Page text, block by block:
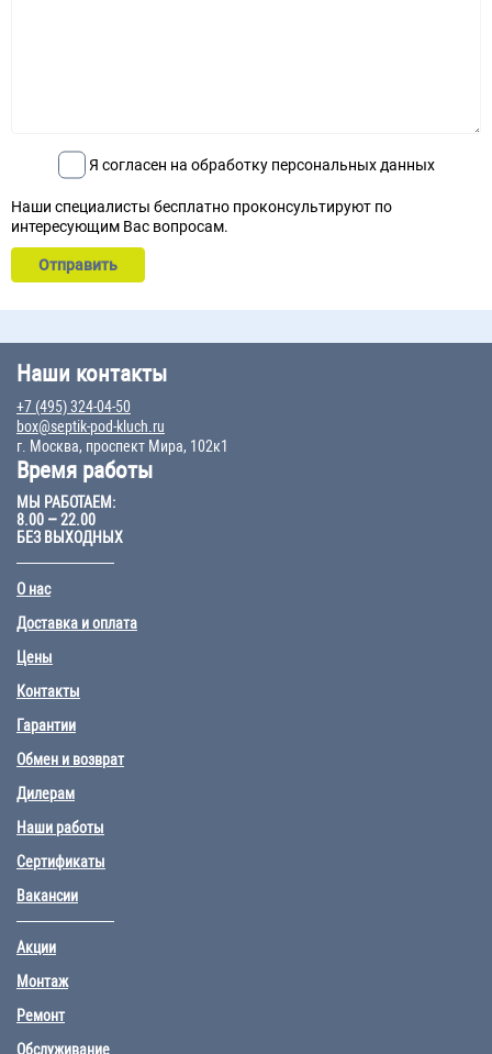
Я согласен на обработку персональных данных
Наши специалисты бесплатно проконсультируют по
интересующим Вас вопросам.
Наши контакты
+7 (495) 324-04-50
box@septik-pod-kluch.ru
г. Москва, проспект Мира, 102к1
Время работы
МЫ РАБОТАЕМ:
8.00 – 22.00
БЕЗ ВЫХОДНЫХ
О нас
Доставка и оплата
Цены
Контакты
Гарантии
Обмен и возврат
Дилерам
Наши работы
Сертификаты
Вакансии
Акции
Монтаж
Ремонт
Обслуживание